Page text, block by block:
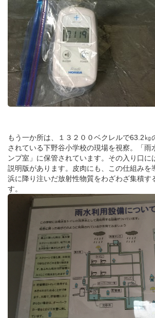
もう一か所は、１３２００ベクレルで63.2㎏
されている下野谷小学校の現場を視察。「
ンプ室」に保管されています。その入り口に
説明版があります。皮肉にも、この仕組みを
浜に降り注いだ放射性物質をわざわざ集積す
す。